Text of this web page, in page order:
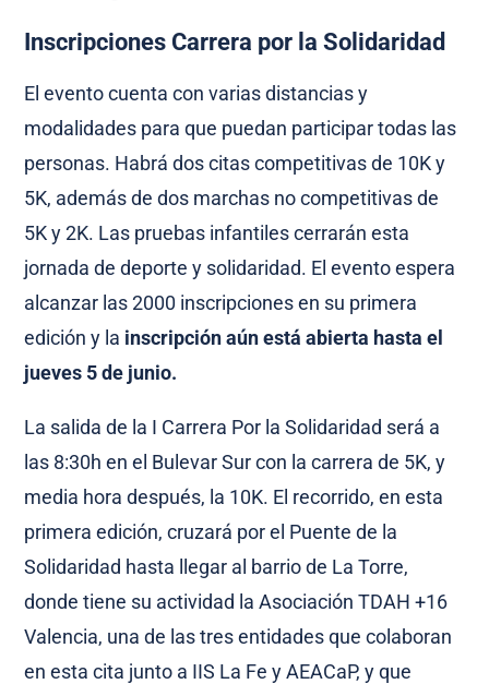
Inscripciones Carrera por la Solidaridad
El evento cuenta con varias distancias y
modalidades para que puedan participar todas las
personas. Habrá dos citas competitivas de 10K y
5K, además de dos marchas no competitivas de
5K y 2K. Las pruebas infantiles cerrarán esta
jornada de deporte y solidaridad. El evento espera
alcanzar las 2000 inscripciones en su primera
edición y la inscripción aún está abierta hasta el
jueves 5 de junio.
La salida de la I Carrera Por la Solidaridad será a
las 8:30h en el Bulevar Sur con la carrera de 5K, y
media hora después, la 10K. El recorrido, en esta
primera edición, cruzará por el Puente de la
Solidaridad hasta llegar al barrio de La Torre,
donde tiene su actividad la Asociación TDAH +16
Valencia, una de las tres entidades que colaboran
en esta cita junto a IIS La Fe y AEACaP, y que